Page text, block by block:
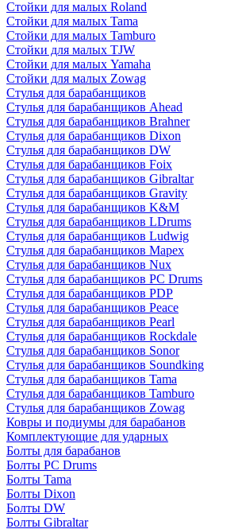
Стойки для малых Roland
Стойки для малых Tama
Стойки для малых Tamburo
Стойки для малых TJW
Стойки для малых Yamaha
Стойки для малых Zowag
Стулья для барабанщиков
Стулья для барабанщиков Ahead
Стулья для барабанщиков Brahner
Стулья для барабанщиков Dixon
Стулья для барабанщиков DW
Стулья для барабанщиков Foix
Стулья для барабанщиков Gibraltar
Стулья для барабанщиков Gravity
Стулья для барабанщиков K&M
Стулья для барабанщиков LDrums
Стулья для барабанщиков Ludwig
Стулья для барабанщиков Mapex
Стулья для барабанщиков Nux
Стулья для барабанщиков PC Drums
Стулья для барабанщиков PDP
Стулья для барабанщиков Peace
Стулья для барабанщиков Pearl
Стулья для барабанщиков Rockdale
Стулья для барабанщиков Sonor
Стулья для барабанщиков Soundking
Стулья для барабанщиков Tama
Стулья для барабанщиков Tamburo
Стулья для барабанщиков Zowag
Ковры и подиумы для барабанов
Комплектующие для ударных
Болты для барабанов
Болты PC Drums
Болты Tama
Болты Dixon
Болты DW
Болты Gibraltar